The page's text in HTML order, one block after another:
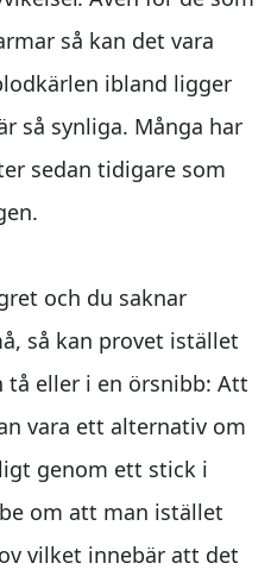
så kan det vara
ibland ligger
så synliga. Många har
sedan tidigare som
och du saknar
så kan provet istället
eller i en örsnibb: Att
vara ett alternativ om
genom ett stick i
om att man istället
vilket innebär att det